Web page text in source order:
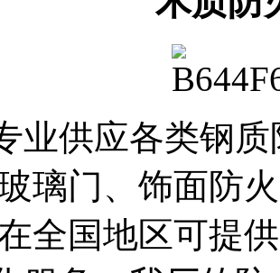
业供应各类钢
璃门、饰面防
全国地区可提